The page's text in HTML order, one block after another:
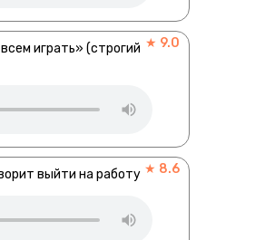
играть» (строгий ★ 9.0
выйти на работу ★ 8.6